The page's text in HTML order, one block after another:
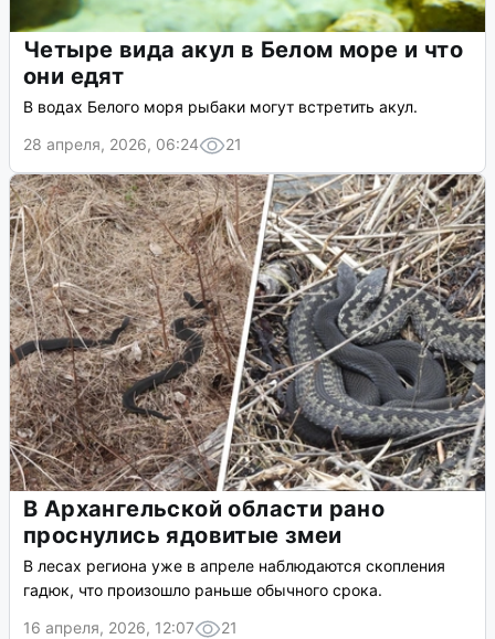
Четыре вида акул в Белом море и что
они едят
В водах Белого моря рыбаки могут встретить акул.
28 апреля, 2026, 06:24
21
В Архангельской области рано
проснулись ядовитые змеи
В лесах региона уже в апреле наблюдаются скопления
гадюк, что произошло раньше обычного срока.
16 апреля, 2026, 12:07
21